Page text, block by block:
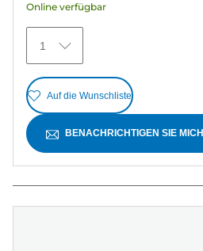
30
Bewertungen
Online verfügbar
1
Auf die Wunschliste
BENACHRICHTIGEN SIE MICH